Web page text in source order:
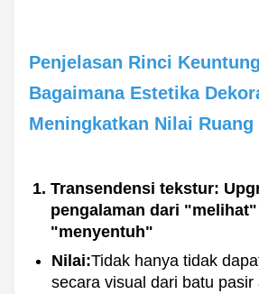
Penjelasan Rinci
Bagaimana Estetika
Meningkatkan Nilai Ruang
Transendensi tekstur:
pengalaman dari
"menyentuh"
Nilai:Tidak hanya tidak
secara visual dari batu